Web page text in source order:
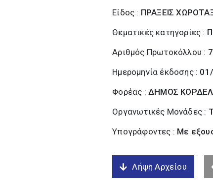
Είδος : ΠΡΑΞΕΙΣ
Θεματικές κατηγορίες :
Αριθμός Πρωτοκόλλου :
Ημερομηνία έκδοσης :
Φορέας :ΔΗΜΟΣ
Οργανωτικές Μονάδες :
Υπογράφοντες : Με
Λήψη Αρχείου